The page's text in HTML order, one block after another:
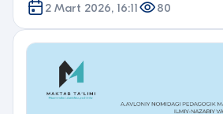
2 Mart 2026, 16:11 80